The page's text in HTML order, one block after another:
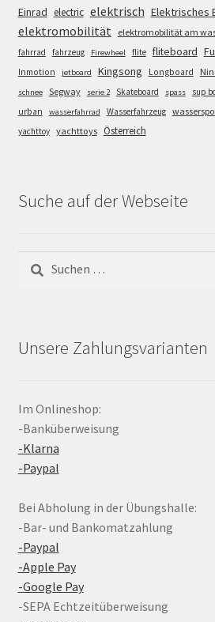
Einrad electric elektrisch Elektrisches
elektromobilität elektromobilität am
fahrrad
fahrzeug Firewheel flite fliteboard
Inmotion jetboard Kingsong Longboard
schnee Segway serie 2 Skateboard spass sup
urban wasserfahrrad Wasserfahrzeug
yachttoy yachttoys Österreich
Suche auf der Webseite
Suchen
nach:
Unsere Zahlungsvarianten
Im Onlineshop:
-Banküberweisung
-Klarna
-Paypal
Bei Abholung in der Übungshalle:
-Bar- und Bankomatzahlung
-Paypal
-Apple Pay
-Google Pay
-SEPA Echtzeitüberweisung